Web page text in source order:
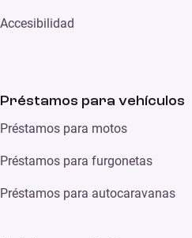
Accesibilidad
Préstamos para vehículos
Préstamos para motos
Préstamos para furgonetas
Préstamos para autocaravanas